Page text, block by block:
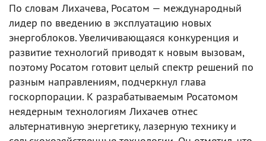
По словам Лихачева, Росатом — международный
лидер по введению в эксплуатацию новых
энергоблоков. Увеличивающаяся конкуренция и
развитие технологий приводят к новым вызовам,
поэтому Росатом готовит целый спектр решений по
разным направлениям, подчеркнул глава
госкорпорации. К разрабатываемым Росатомом
неядерным технологиям Лихачев отнес
альтернативную энергетику, лазерную технику и